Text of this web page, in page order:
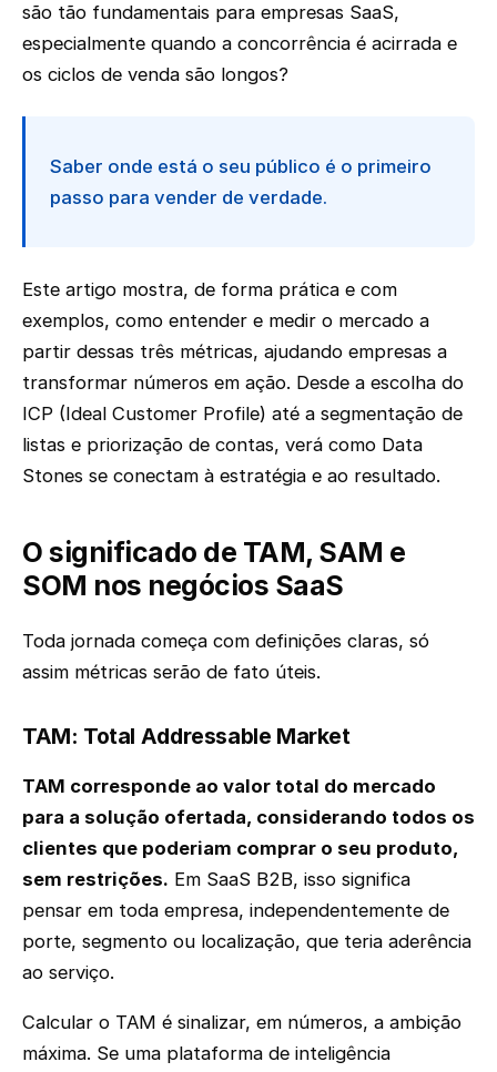
são tão fundamentais para empresas SaaS,
especialmente quando a concorrência é acirrada e
os ciclos de venda são longos?
Saber onde está o seu público é o primeiro
passo para vender de verdade.
Este artigo mostra, de forma prática e com
exemplos, como entender e medir o mercado a
partir dessas três métricas, ajudando empresas a
transformar números em ação. Desde a escolha do
ICP (Ideal Customer Profile) até a segmentação de
listas e priorização de contas, verá como Data
Stones se conectam à estratégia e ao resultado.
O significado de TAM, SAM e
SOM nos negócios SaaS
Toda jornada começa com definições claras, só
assim métricas serão de fato úteis.
TAM: Total Addressable Market
TAM corresponde ao valor total do mercado
para a solução ofertada, considerando todos os
clientes que poderiam comprar o seu produto,
sem restrições. Em SaaS B2B, isso significa
pensar em toda empresa, independentemente de
porte, segmento ou localização, que teria aderência
ao serviço.
Calcular o TAM é sinalizar, em números, a ambição
máxima. Se uma plataforma de inteligência